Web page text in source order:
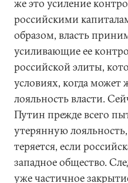
же это усиление
российскими
образом, власть
усиливающие ее
российской элиты,
условиях, когда может
лояльность власти.
Путин прежде всего
утерянную
теряется, если
западное общество.
уже частичное